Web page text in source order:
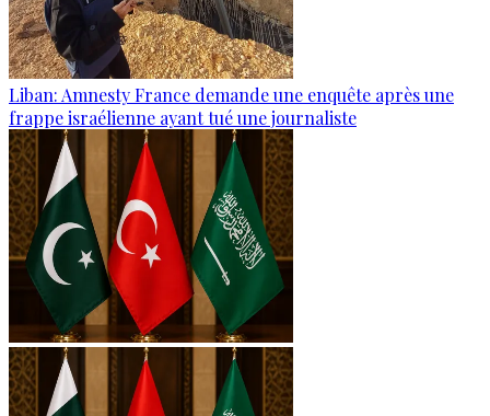
Liban: Amnesty France demande une enquête après une
frappe israélienne ayant tué une journaliste